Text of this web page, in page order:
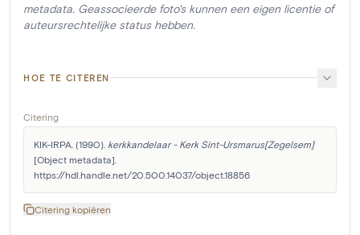
metadata. Geassocieerde foto's kunnen een eigen licentie of
auteursrechtelijke status hebben.
HOE TE CITEREN
Citering
KIK-IRPA. (1990). kerkkandelaar - Kerk Sint-Ursmarus[Zegelsem]
[Object metadata].
https://hdl.handle.net/20.500.14037/object.18856
Citering kopiëren